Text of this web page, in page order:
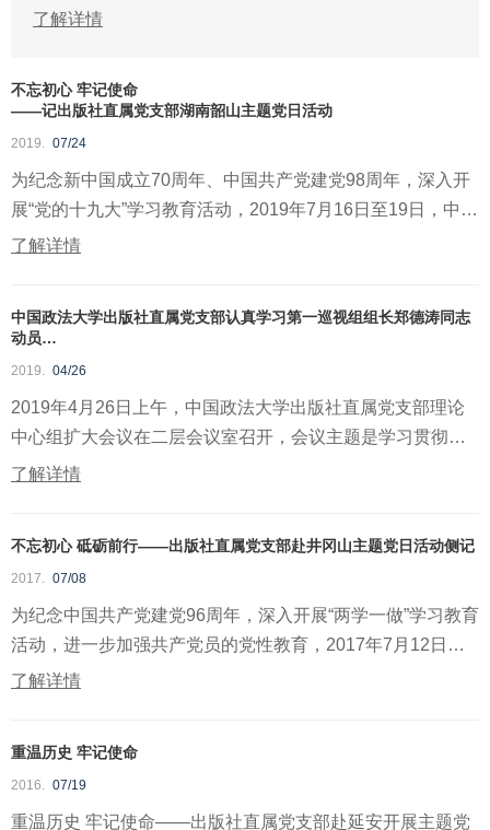
了解详情
不忘初心 牢记使命
——记出版社直属党支部湖南韶山主题党日活动
2019. 07/24
为纪念新中国成立70周年、中国共产党建党98周年，深入开
展“党的十九大”学习教育活动，2019年7月16日至19日，中国
政...
了解详情
中国政法大学出版社直属党支部认真学习第一巡视组组长郑德涛同志
动员
2019. 04/26
2019年4月26日上午，中国政法大学出版社直属党支部理论
中心组扩大会议在二层会议室召开，会议主题是学习贯彻教
育部党...
了解详情
不忘初心 砥砺前行——出版社直属党支部赴井冈山主题党日活动侧记
2017. 07/08
为纪念中国共产党建党96周年，深入开展“两学一做”学习教育
活动，进一步加强共产党员的党性教育，2017年7月12日至
1...
了解详情
重温历史 牢记使命
2016. 07/19
重温历史 牢记使命——出版社直属党支部赴延安开展主题党